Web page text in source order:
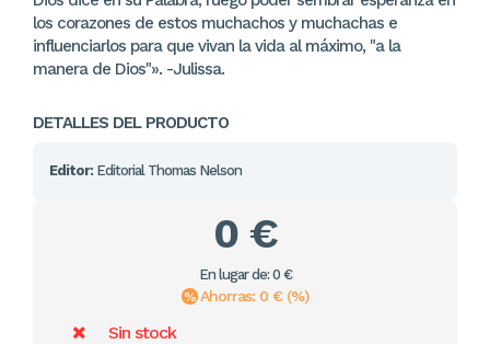
los corazones de estos muchachos y muchachas e
influenciarlos para que vivan la vida al máximo, "a la
manera de Dios"». -Julissa.
DETALLES DEL PRODUCTO
Editor: Editorial Thomas Nelson
0 €
En lugar de: 0 €
Ahorras: 0 € (%)
Sin stock